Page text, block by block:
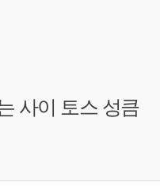
사이 토스 성큼